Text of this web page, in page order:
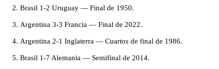
Brasil 1-2 Uruguay — Final de 1950.
Argentina 3-3 Francia — Final de 2022.
Argentina 2-1 Inglaterra — Cuartos de final de 1986.
Brasil 1-7 Alemania — Semifinal de 2014.